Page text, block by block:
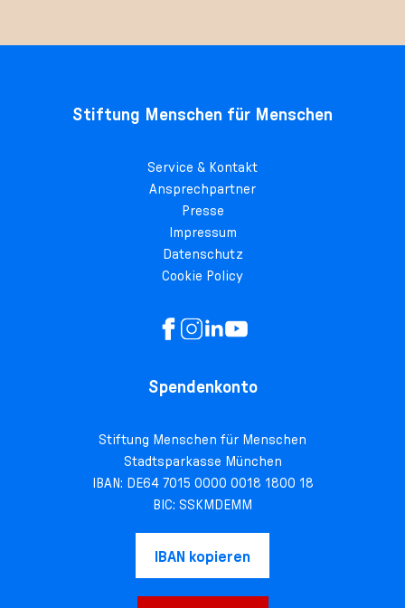
Stiftung Menschen für Menschen
Service & Kontakt
Ansprechpartner
Presse
Impressum
Datenschutz
Cookie Policy
Spendenkonto
Stiftung Menschen für Menschen
Stadtsparkasse München
IBAN: DE64 7015 0000 0018 1800 18
BIC: SSKMDEMM
IBAN kopieren